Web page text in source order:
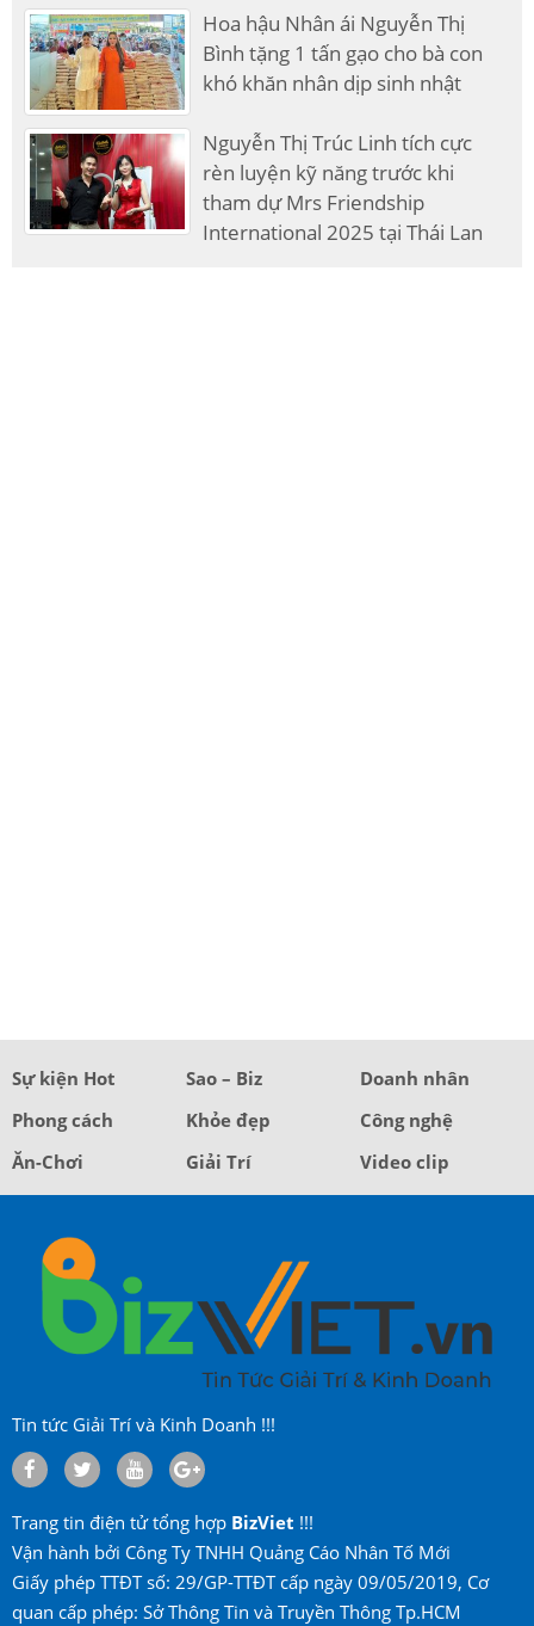
Hoa hậu Nhân ái Nguyễn Thị
Bình tặng 1 tấn gạo cho bà con
khó khăn nhân dịp sinh nhật
Nguyễn Thị Trúc Linh tích cực
rèn luyện kỹ năng trước khi
tham dự Mrs Friendship
International 2025 tại Thái Lan
Sự kiện Hot Sao – Biz
Doanh nhân
Phong cách
Khỏe đẹp
Công nghệ
Ăn-Chơi
Giải Trí Video clip
Tin tức Giải Trí và Kinh Doanh !!!
Trang tin điện tử tổng hợp BizViet !!!
Vận hành bởi Công Ty TNHH Quảng Cáo Nhân Tố Mới
Giấy phép TTĐT số: 29/GP-TTĐT cấp ngày 09/05/2019, Cơ
quan cấp phép: Sở Thông Tin và Truyền Thông Tp.HCM